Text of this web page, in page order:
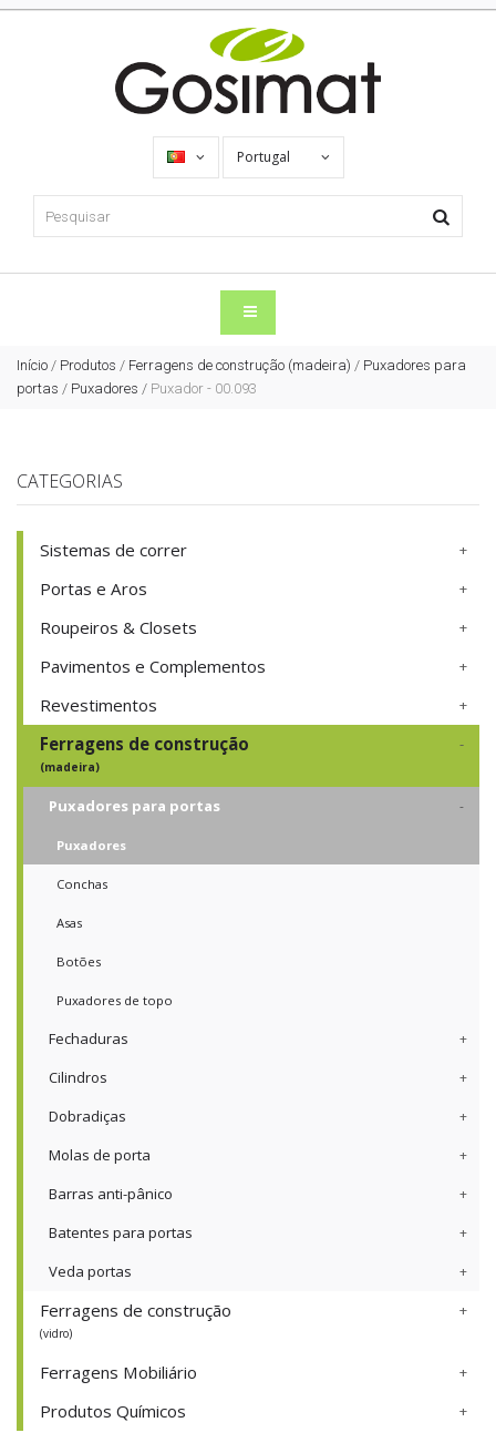
Portugal
Início / Produtos / Ferragens de construção (madeira) / Puxadores para
portas / Puxadores / Puxador - 00.093
CATEGORIAS
Sistemas de correr
Portas e Aros
Roupeiros & Closets
Pavimentos e Complementos
Revestimentos
Ferragens de construção
(madeira)
Puxadores para portas
Puxadores
Conchas
Asas
Botões
Puxadores de topo
Fechaduras
Cilindros
Dobradiças
Molas de porta
Barras anti-pânico
Batentes para portas
Veda portas
Ferragens de construção
(vidro)
Ferragens Mobiliário
Produtos Químicos